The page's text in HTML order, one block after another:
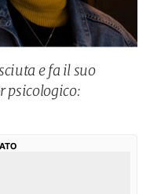
e fa il suo
psicologico: